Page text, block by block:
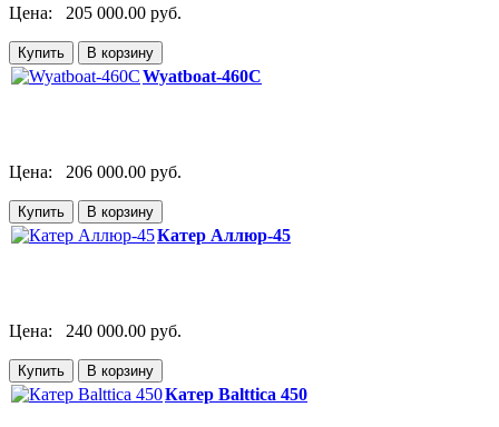
Цена: 205 000.00 руб.
Wyatboat-460C
Цена: 206 000.00 руб.
Катер Аллюр-45
Цена: 240 000.00 руб.
Катер Balttica 450